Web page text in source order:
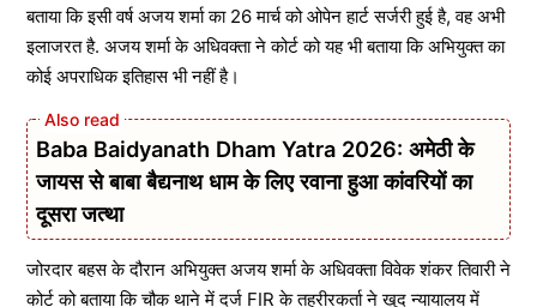
बताया कि इसी वर्ष अजय शर्मा का 26 मार्च को ओपेन हार्ट सर्जरी हुई है, वह अभी
इलाजरत है. अजय शर्मा के अधिवक्ता ने कोर्ट को यह भी बताया कि अभियुक्त का
कोई अपराधिक इतिहास भी नहीं है।
Baba Baidyanath Dham Yatra 2026: अमेठी के
जायस से बाबा बैद्यनाथ धाम के लिए रवाना हुआ कांवरियों का
दूसरा जत्था
जोरदार बहस के दौरान अभियुक्त अजय शर्मा के अधिवक्ता विवेक शंकर तिवारी ने
कोर्ट को बताया कि चौक थाने में दर्ज FIR के तहरीरकर्ता ने खुद न्यायालय में